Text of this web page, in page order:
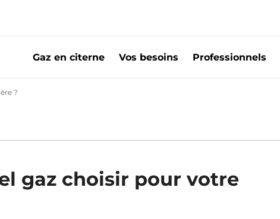
Gaz en citerne Vos besoins Professionnels
?
gaz choisir pour votre